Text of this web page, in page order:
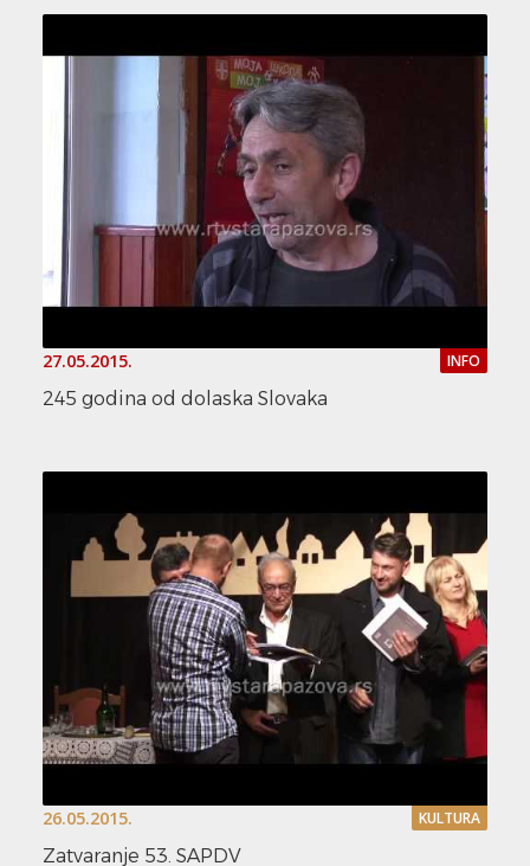
27.05.2015. INFO
245 godina od dolaska Slovaka
26.05.2015. KULTURA
Zatvaranje 53. SAPDV